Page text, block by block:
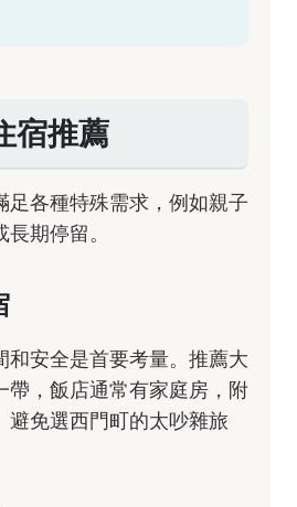
宿推薦
足各種特殊需求，例如親子
期停留。
和安全是首要考量。推薦大
帶，飯店通常有家庭房，附
避免選西門町的太吵雜旅